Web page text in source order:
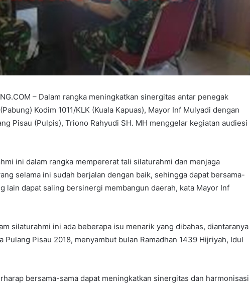
– Dalam rangka meningkatkan sinergitas antar penegak
Kodim 1011/KLK (Kuala Kapuas), Mayor Inf Mulyadi dengan
Pisau (Pulpis), Triono Rahyudi SH. MH menggelar kegiatan audiesi
ini dalam rangka mempererat tali silaturahmi dan menjaga
selama ini sudah berjalan dengan baik, sehingga dapat bersama-
lain dapat saling bersinergi membangun daerah, kata Mayor Inf
silaturahmi ini ada beberapa isu menarik yang dibahas, diantaranya
Pulang Pisau 2018, menyambut bulan Ramadhan 1439 Hijriyah, Idul
bersama-sama dapat meningkatkan sinergitas dan harmonisasi